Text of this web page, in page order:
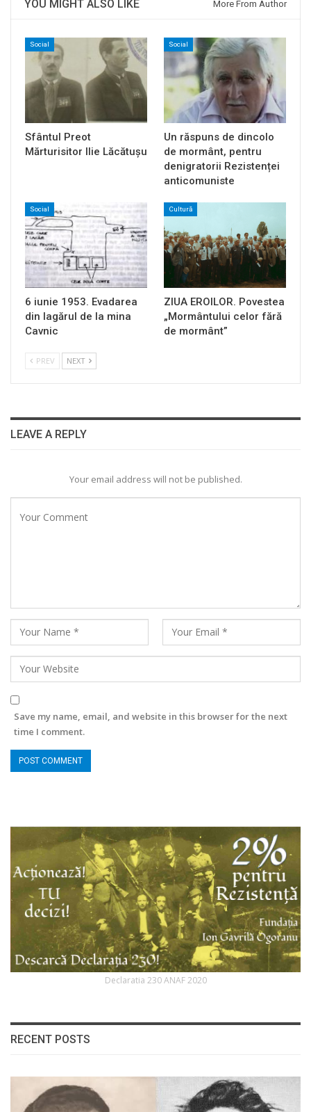
YOU MIGHT ALSO LIKE More From Author
Social
Sfântul Preot
Mărturisitor Ilie Lăcătușu
Social
Un răspuns de dincolo
de mormânt, pentru
denigratorii Rezistenței
anticomuniste
Social
6 iunie 1953. Evadarea
din lagărul de la mina
Cavnic
Cultură
ZIUA EROILOR. Povestea
„Mormântului celor fără
de mormânt”
PREV NEXT
LEAVE A REPLY
Your email address will not be published.
Save my name, email, and website in this browser for the next
time I comment.
Declaratia 230 ANAF 2020
RECENT POSTS